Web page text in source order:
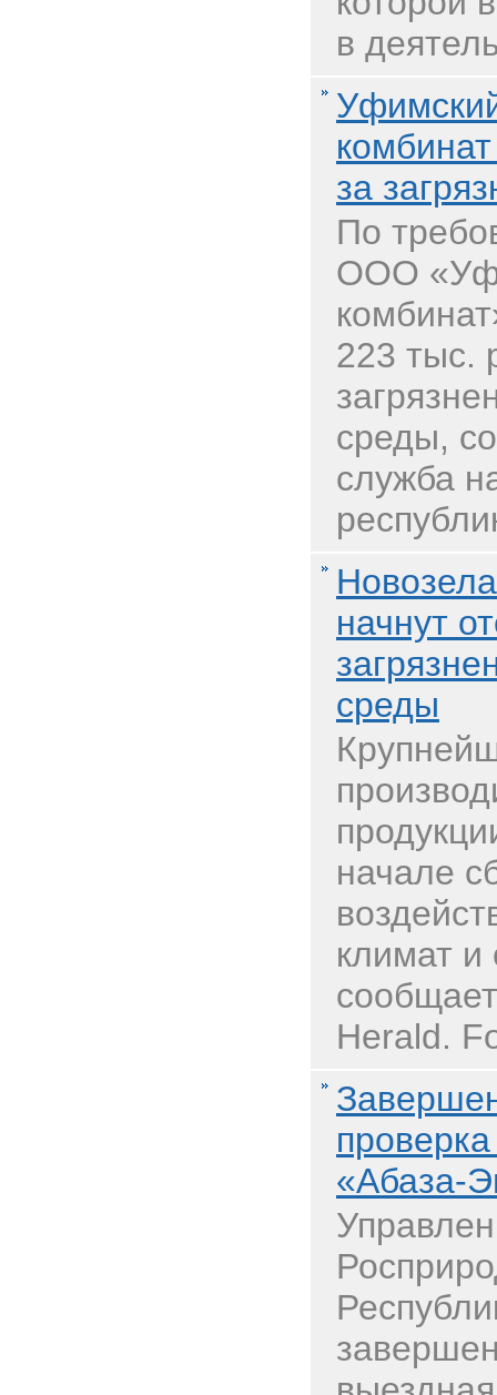
в
за
По
ООО
223 тыс.
среды,
служба
начнут
среды
начале
климат
Herald.
«Абаза-